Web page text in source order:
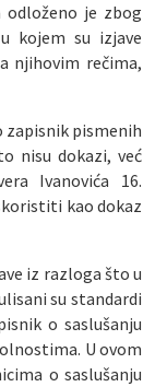
odloženo je zbog
kojem su izjave
njihovim rečima,
zapisnik pismenih
nisu dokazi, već
Ivanovića 16.
kao dokaz
iz razloga što u
su standardi
o saslušanju
U ovom
o saslušanju